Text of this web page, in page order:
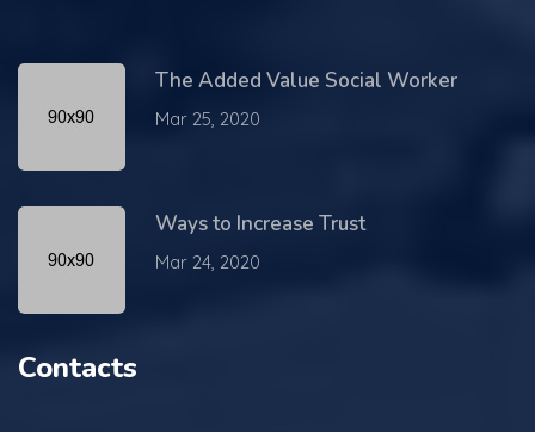
The Added Value Social Worker
Mar 25, 2020
Ways to Increase Trust
Mar 24, 2020
Contacts